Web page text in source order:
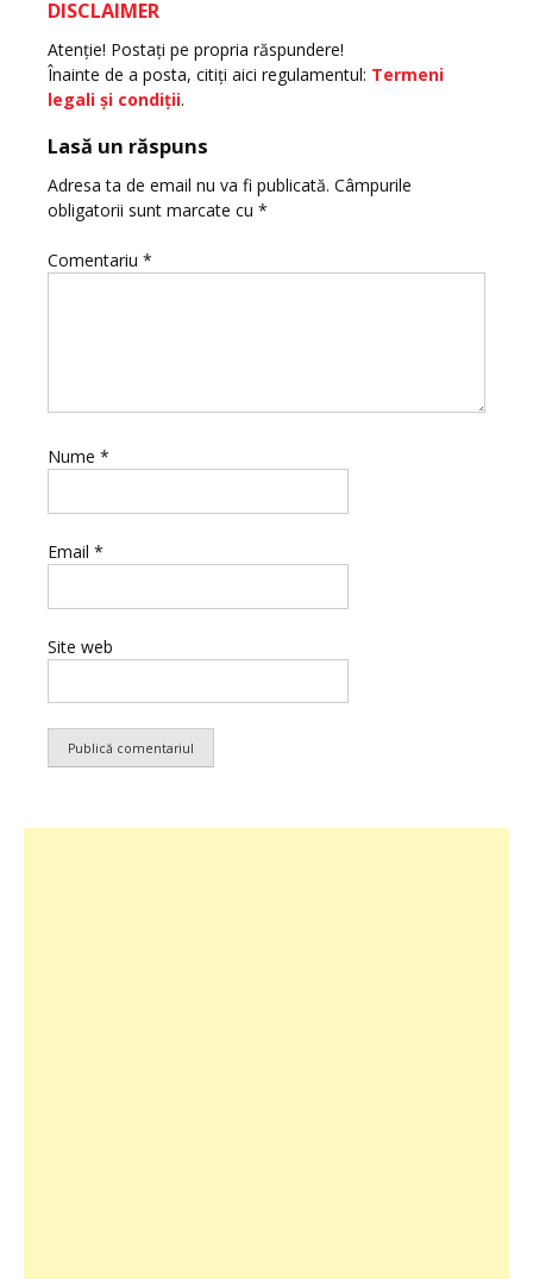
DISCLAIMER
Atenţie! Postaţi pe propria răspundere!
Înainte de a posta, citiţi aici regulamentul: Termeni
legali şi condiţii.
Lasă un răspuns
Adresa ta de email nu va fi publicată. Câmpurile
obligatorii sunt marcate cu *
Comentariu *
Nume *
Email *
Site web